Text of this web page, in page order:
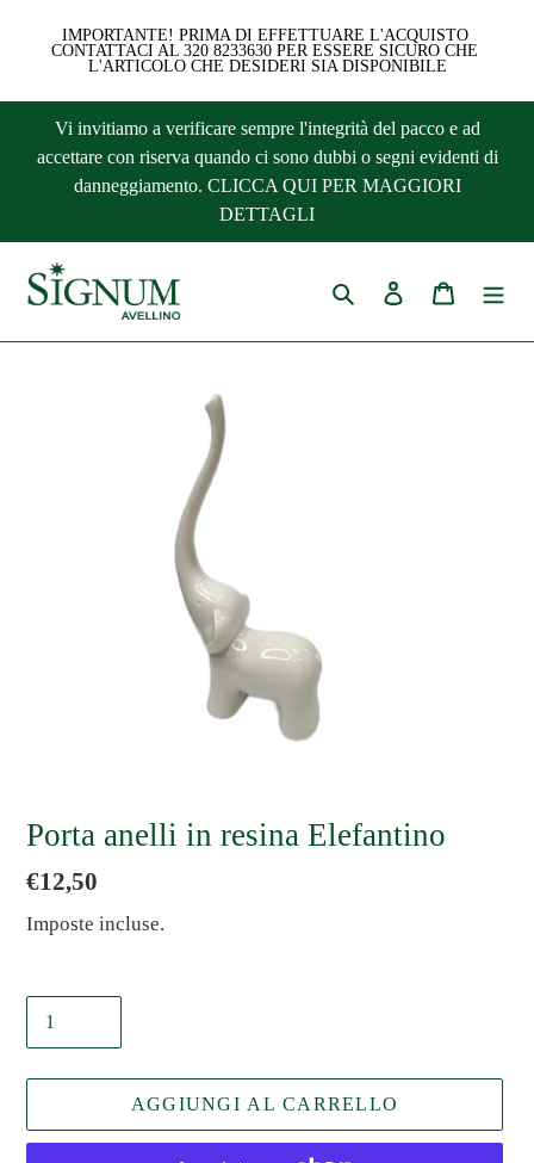
IMPORTANTE! PRIMA DI EFFETTUARE L'ACQUISTO
CONTATTACI AL 320 8233630 PER ESSERE SICURO CHE
L'ARTICOLO CHE DESIDERI SIA DISPONIBILE
direttamente
Vi invitiamo a verificare sempre l'integrità del pacco e ad
accettare con riserva quando ci sono dubbi o segni evidenti di
danneggiamento. CLICCA QUI PER MAGGIORI
DETTAGLI
Cerca Accedi Carrello
Porta anelli in resina Elefantino
Prezzo
di
€12,50
Imposte incluse.
AGGIUNGI AL CARRELLO